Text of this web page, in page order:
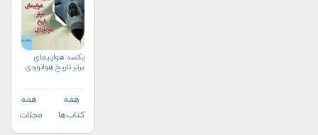
یکصد هواپیمای
برتر تاریخ هوانوردی
همه
کتاب‌ها
همه
مجلات